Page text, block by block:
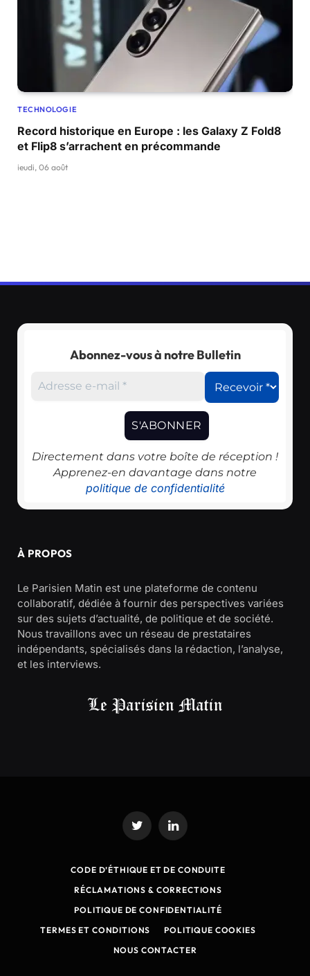
TECHNOLOGIE
Record historique en Europe : les Galaxy Z Fold8
et Flip8 s’arrachent en précommande
jeudi, 06 août
Abonnez-vous à notre Bulletin
Directement dans votre boîte de réception !
Apprenez-en davantage dans notre
politique de confidentialité
À PROPOS
Le Parisien Matin est une plateforme de contenu
collaboratif, dédiée à fournir des perspectives variées
sur des sujets d’actualité, de politique et de société.
Nous travaillons avec un réseau de prestataires
indépendants, spécialisés dans la rédaction, l’analyse,
et les interviews.
Twitter LinkedIn
CODE D’ÉTHIQUE ET DE CONDUITE
RÉCLAMATIONS & CORRECTIONS
POLITIQUE DE CONFIDENTIALITÉ
TERMES ET CONDITIONS
POLITIQUE COOKIES
NOUS CONTACTER